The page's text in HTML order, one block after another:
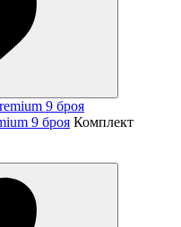
9 броя Комплект